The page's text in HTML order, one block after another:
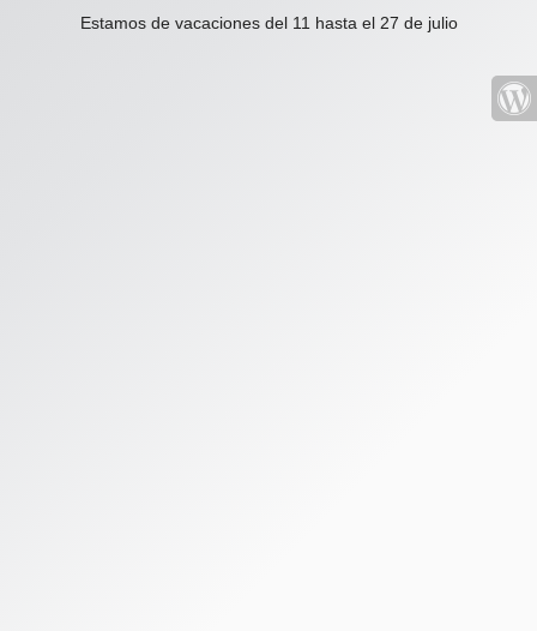
Estamos de vacaciones del 11 hasta el 27 de julio